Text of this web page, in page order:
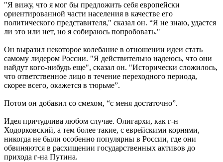
"Я вижу, что я мог бы предложить себя европейски
ориентированной части населения в качестве его
политического представителя," сказал он. “Я не знаю, удастся
ли это или нет, но я собираюсь попробовать."
Он выразил некоторое колебание в отношении идеи стать
самому лидером России. "Я действительно надеюсь, что они
найдут кого-нибудь еще", сказал он. "Исторически сложилось,
что ответственное лицо в течение переходного периода,
скорее всего, окажется в тюрьме”.
Потом он добавил со смехом, “с меня достаточно”.
Идея причудлива любом случае. Олигархи, как г-н
Ходорковский, а тем более такие, с еврейскими корнями,
никогда не были особенно популярны в России, где они
обвиняются в расхищении государственных активов до
прихода г-на Путина.